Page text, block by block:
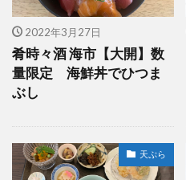
2022年3月27日
肴時々酒 海市【大開】数
量限定 海鮮丼でひつま
ぶし
天ぷら